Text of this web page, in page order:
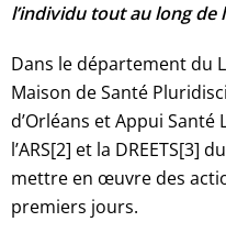
l’individu tout au long de
Dans le département du
Maison de Santé
d’Orléans et Appui
l’ARS[2] et la DREETS[3]
mettre en œuvre des
premiers jours.